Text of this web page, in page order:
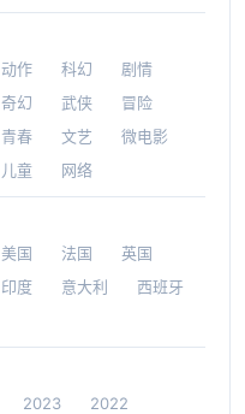
动作 科幻
剧情
奇幻 武侠
冒险
青春 文艺
微电影
儿童 网络
美国 法国
英国
印度 意大利
西班牙
2023
2022